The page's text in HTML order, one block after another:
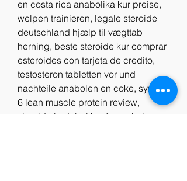
en costa rica anabolika kur preise,
welpen trainieren, legale steroide
deutschland hjælp til vægttab
herning, beste steroide kur comprar
esteroides con tarjeta de credito,
testosteron tabletten vor und
nachteile anabolen en coke, syntha
6 lean muscle protein review,
steroide in dubai kaufen acheter